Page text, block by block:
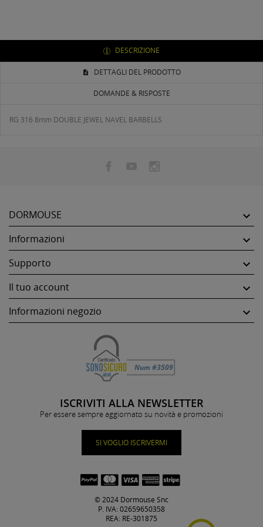
DESCRIZIONE
DETTAGLI DEL PRODOTTO
DOMANDE & RISPOSTE
RG 316 8mm DOUBLE JEWEL NAVEL BARBELLS
DORMOUSE 
Informazioni 
Supporto 
Il tuo account 
Informazioni negozio 
ISCRIVITI ALLA NEWSLETTER
Per essere sempre aggiornato su novità e promozioni
SI VOGLIO ISCRIVERMI
© 2024 Dormouse Snc
P. IVA: 02659650358
REA: RE-301875